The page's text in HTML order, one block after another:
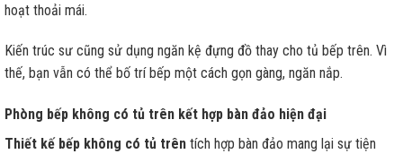
hoạt thoải mái.
Kiến trúc sư cũng sử dụng ngăn kệ đựng đồ thay cho tủ bếp trên. Vì
thế, bạn vẫn có thể bố trí bếp một cách gọn gàng, ngăn nắp.
Phòng bếp không có tủ trên kết hợp bàn đảo hiện đại
Thiết kế bếp không có tủ trên tích hợp bàn đảo mang lại sự tiện